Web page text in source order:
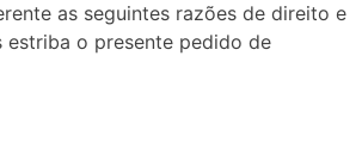
as seguintes razões de direito e
estriba o presente pedido de